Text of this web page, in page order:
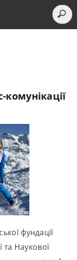
фундації
та Наукової